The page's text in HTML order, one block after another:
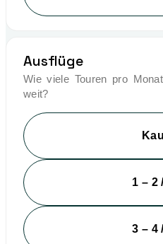
Ausflüge
Wie viele Touren pro
weit?
1 – 2
3 – 4